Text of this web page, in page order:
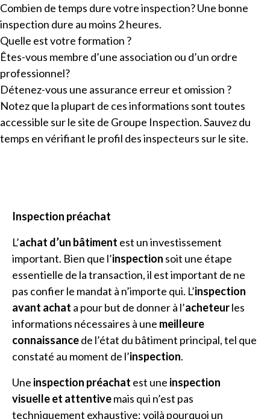
Combien de temps dure votre inspection? Une bonne
inspection dure au moins 2 heures.
Quelle est votre formation ?
Êtes-vous membre d’une association ou d’un ordre
professionnel?
Détenez-vous une assurance erreur et omission ?
Notez que la plupart de ces informations sont toutes
accessible sur le site de Groupe Inspection. Sauvez du
temps en vérifiant le profil des inspecteurs sur le site.
Inspection préachat
L’achat d’un bâtiment est un investissement
important. Bien que l’inspection soit une étape
essentielle de la transaction, il est important de ne
pas confier le mandat à n’importe qui. L’inspection
avant achat a pour but de donner à l’acheteurles
informations nécessaires à une meilleure
connaissancede l’état du bâtiment principal, tel que
constaté au moment de l’inspection.
Une inspection préachat est une inspection
visuelle et attentivemais qui n’est pas
techniquement exhaustive; voilà pourquoi un